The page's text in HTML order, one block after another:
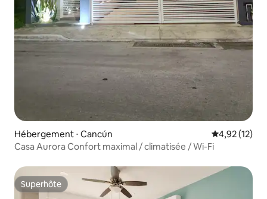
Hébergement ⋅ Cancún Évaluation
4,92 (12)
Casa Aurora Confort maximal / climatisée / Wi-Fi
Superhôte
Superhôte